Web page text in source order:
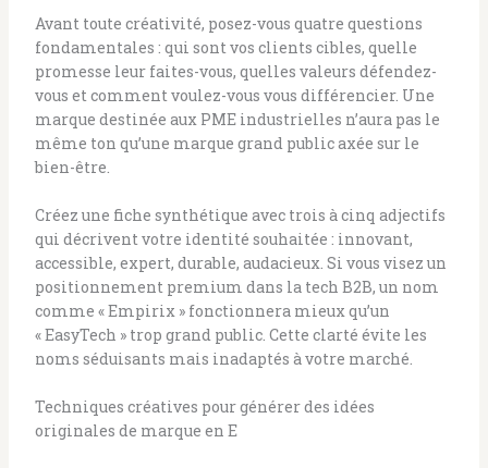
Avant toute créativité, posez-vous quatre questions
fondamentales : qui sont vos clients cibles, quelle
promesse leur faites-vous, quelles valeurs défendez-
vous et comment voulez-vous vous différencier. Une
marque destinée aux PME industrielles n’aura pas le
même ton qu’une marque grand public axée sur le
bien-être.
Créez une fiche synthétique avec trois à cinq adjectifs
qui décrivent votre identité souhaitée : innovant,
accessible, expert, durable, audacieux. Si vous visez un
positionnement premium dans la tech B2B, un nom
comme « Empirix » fonctionnera mieux qu’un
« EasyTech » trop grand public. Cette clarté évite les
noms séduisants mais inadaptés à votre marché.
Techniques créatives pour générer des idées
originales de marque en E